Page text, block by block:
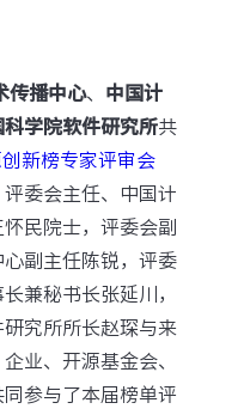
传播中心、 中国计
科学院软件研究所共
新榜专家评审会
委会主任、中国计
民院士，评委会副
副主任陈锐，评委
兼秘书长张延川，
究所所长赵琛与来
业、开源基金会、
参与了本届榜单评